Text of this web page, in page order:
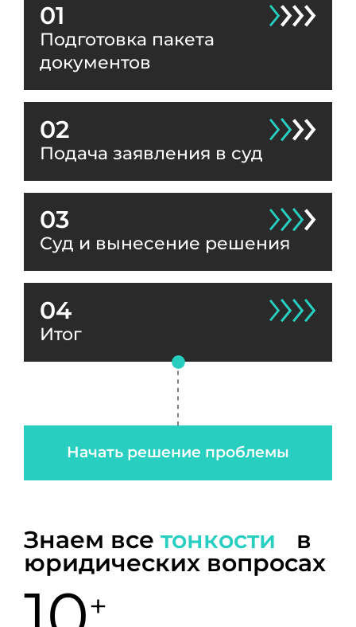
01
Подготовка пакета
документов
02
Подача заявления в суд
03
Суд и вынесение решения
04
Итог
Начать решение проблемы
Знаем все тонкости в
юридических вопросах
+